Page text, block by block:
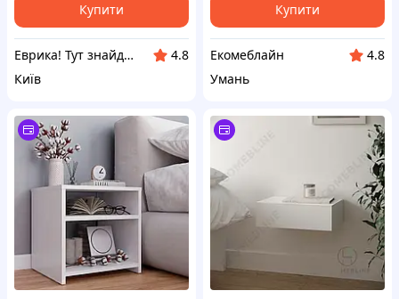
Купити
Еврика! Тут знайдеться все!
4.8
Київ
Купити
Екомеблайн
4.8
Умань